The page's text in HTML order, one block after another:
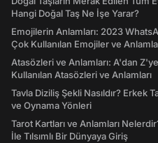
Hangi Doğal Taş Ne İşe Yarar?
Emojilerin Anlamları: 2023
Çok Kullanılan Emojiler ve
Atasözleri ve Anlamları: A'dan
Kullanılan Atasözleri ve Anlamları
Tavla Diziliş Şekli Nasıldır? Erkek
ve Oynama Yönleri
Tarot Kartları ve Anlamları
İle Tılsımlı Bir Dünyaya Giriş